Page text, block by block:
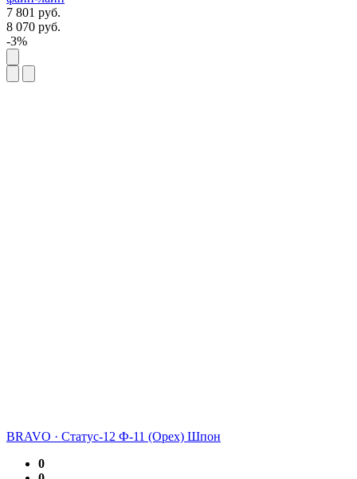
7 801 руб.
8 070 руб.
-3%
BRAVO · Статус-12 Ф-11 (Орех) Шпон
0